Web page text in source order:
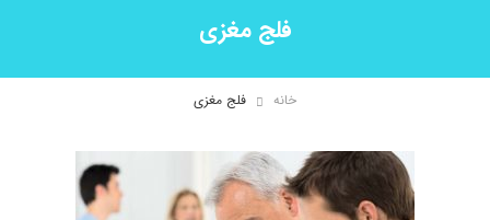
فلج مغزی
خانه فلج مغزی